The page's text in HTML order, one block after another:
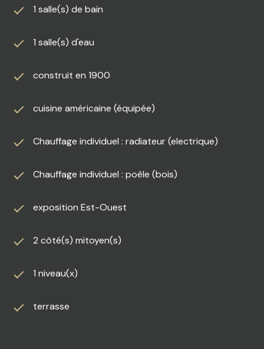
Agence BOURILLON à Nangis depuis 1984 !
1 salle(s) de bain
1 salle(s) d'eau
construit en 1900
cuisine américaine (équipée)
Chauffage individuel : radiateur (electrique)
Chauffage individuel : poêle (bois)
exposition Est-Ouest
2 côté(s) mitoyen(s)
1 niveau(x)
terrasse